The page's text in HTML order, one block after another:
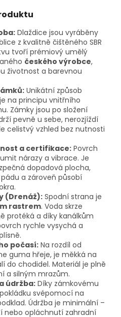
Dlaždice jsou vyráběny
z kvalitně čištěného SBR
tvoří prémiový umělý
českého výrobce,
životnost a barevnou
Unikátní způsob
na principu vnitřního
Zámky jsou po složení
pevně u sebe, nerozjíždí
celistvý vzhled bez nutnosti
a certifikace: Povrch
nárazy a vibrace. Je
dopadová plocha,
a zároveň působí
(Drenáž): Spodní strana je
rastrem. Voda skrze
protéká a díky kanálkům
rychle vysychá a
počasí: Na rozdíl od
guma hřeje, je měkká na
do chodidel. Materiál je plně
a silným mrazům.
údržba: Díky zámkovému
svépomocí na
Údržba je minimální –
nebo opláchnutí zahradní